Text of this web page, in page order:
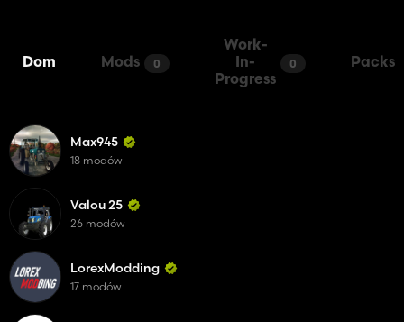
Dom Mods 0
Work-
In-
Progress
0 Packs
Max945
18 modów
Valou 25
26 modów
LorexModding
17 modów